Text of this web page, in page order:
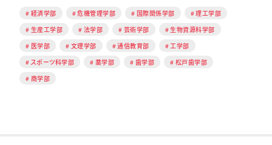
経済学部 危機管理学部 国際関係学部
理工学部
生産工学部
法学部 芸術学部
生物資源科学部
医学部
文理学部 通信教育部
工学部
スポーツ科学部
薬学部 歯学部
松戸歯学部
商学部